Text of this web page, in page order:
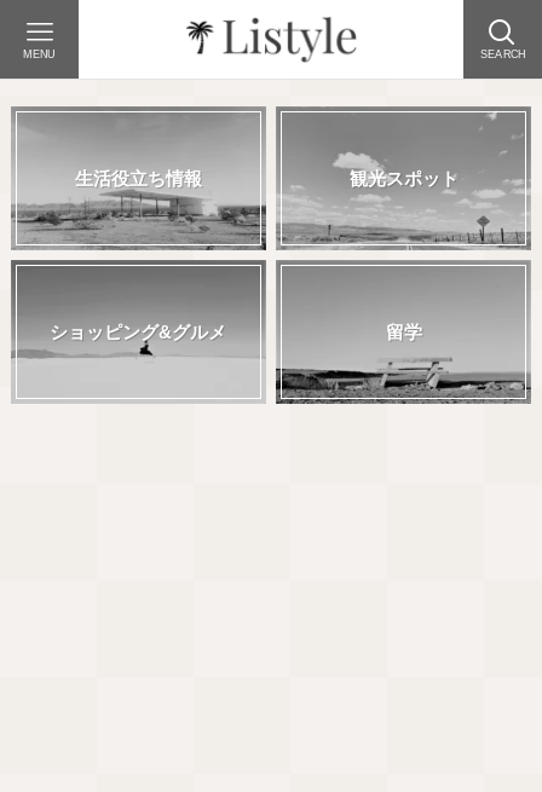
SEARCH
MENU
生活役立ち情報 観光スポット
ショッピング&グルメ 留学